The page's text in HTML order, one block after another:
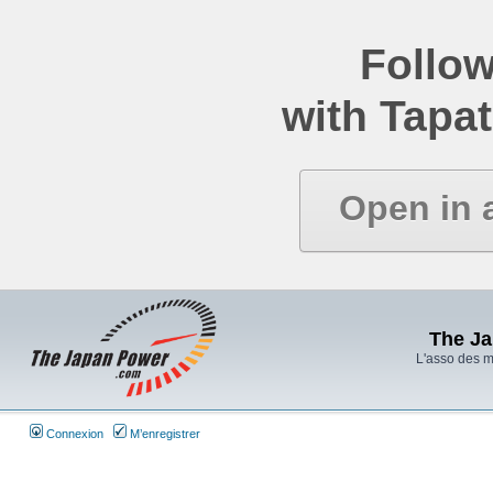
with
Open in
The
L'asso des
Connexion M’enregistrer